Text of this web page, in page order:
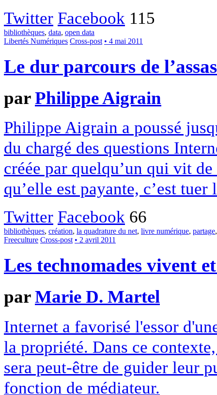
Twitter Facebook 115
bibliothèques, data, open data
Libertés Numériques Cross-post • 4 mai 2011
Le dur parcours de
parPhilippe Aigrain
Philippe Aigrain a poussé
du chargé des questions
créée par quelqu’un qui vit
qu’elle est payante, c’est
Twitter Facebook 66
bibliothèques, création, la quadrature du net, livre numérique, partage
Freeculture Cross-post • 2 avril 2011
Les technomades vivent
parMarie D. Martel
Internet a favorisé l'essor
la propriété. Dans ce
sera peut-être de guider leur
fonction de médiateur.